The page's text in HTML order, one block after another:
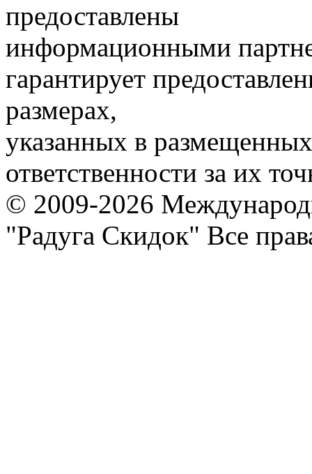
предоставлены
информационными
гарантирует
размерах,
указанных в
ответственности за их
© 2009-2026
"Радуга Скидок" Все